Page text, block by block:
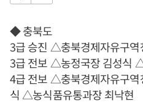
◆ 충북도
3급 승진 △충북경제자유구역
3급 전보 △농정국장 김성식
4급 전보 △충북경제자유구역
식 △농식품유통과장 최낙현